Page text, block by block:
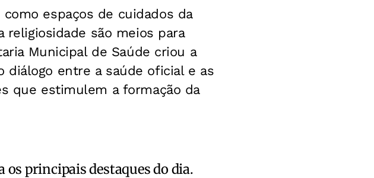
espaços de cuidados da
religiosidade são meios para
Municipal de Saúde criou a
diálogo entre a saúde oficial e as
que estimulem a formação da
os principais destaques do dia.